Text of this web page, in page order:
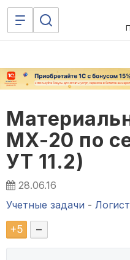
МХ-20 по
УТ 11.2)
28.06.16
Учетные задачи -
+5 –